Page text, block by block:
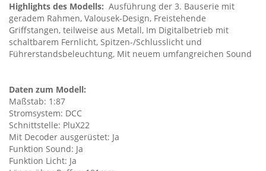
Highlights des Modells: Ausführung der 3. Bauserie mit
geradem Rahmen, Valousek-Design, Freistehende
Griffstangen, teilweise aus Metall, Im Digitalbetrieb mit
schaltbarem Fernlicht, Spitzen-/Schlusslicht und
Führerstandsbeleuchtung, Mit neuem umfangreichen Sound
Daten zum Modell:
Maßstab: 1:87
Stromsystem: DCC
Schnittstelle: PluX22
Mit Decoder ausgerüstet: Ja
Funktion Sound: Ja
Funktion Licht: Ja